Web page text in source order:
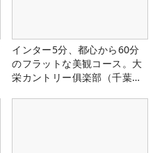
インター5分、都心から60分
のフラットな美観コース。大
栄カントリー俱楽部（千葉